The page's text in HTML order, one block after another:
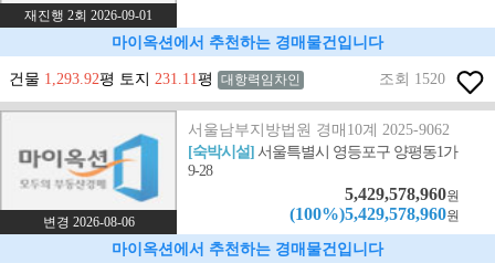
재진행 2회 2026-09-01
마이옥션에서 추천하는 경매물건입니다
건물 1,293.92평 토지 231.11평 대항력임차인 조회 1520
변경 2026-08-06
서울남부지방법원 경매10계 2025-9062
[숙박시설]서울특별시 영등포구 양평동1가
9-28
5,429,578,960원
(100%)5,429,578,960원
마이옥션에서 추천하는 경매물건입니다